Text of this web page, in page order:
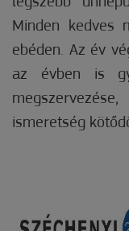
Minden kedves
ebéden. Az év
az évben is
ismeretség